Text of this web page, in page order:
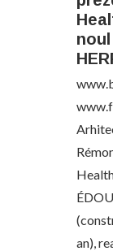
noul
an),